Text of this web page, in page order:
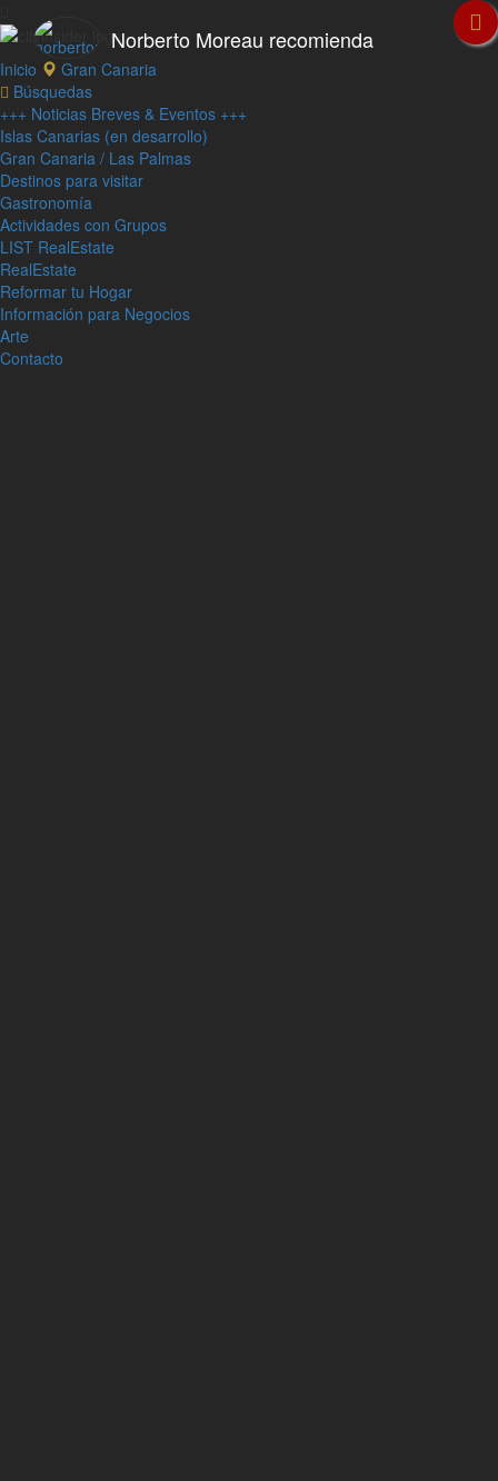
Norberto Moreau recomienda
Inicio
Gran Canaria
Búsquedas
+++ Noticias Breves & Eventos +++
Islas Canarias (en desarrollo)
Gran Canaria / Las Palmas
Destinos para visitar
Gastronomía
Actividades con Grupos
LIST RealEstate
RealEstate
Reformar tu Hogar
Información para Negocios
Arte
Contacto